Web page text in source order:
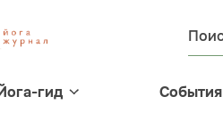
гид События